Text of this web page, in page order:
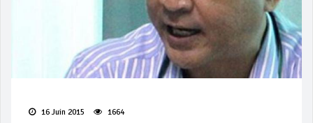
16 Juin 2015 1664